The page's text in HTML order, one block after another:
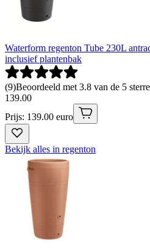
Waterform regenton Tube 230L
inclusief plantenbak
(9)Beoordeeld met 3.8 van de 5
139.00
Prijs: 139.00 euro
Bekijk alles in regenton